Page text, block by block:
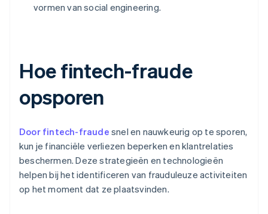
vormen van social engineering.
Hoe fintech-fraude
opsporen
Door fintech-fraude snel en nauwkeurig op te sporen,
kun je financiële verliezen beperken en klantrelaties
beschermen. Deze strategieën en technologieën
helpen bij het identificeren van frauduleuze activiteiten
op het moment dat ze plaatsvinden.